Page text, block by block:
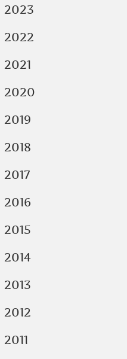
2023
2022
2021
2020
2019
2018
2017
2016
2015
2014
2013
2012
2011